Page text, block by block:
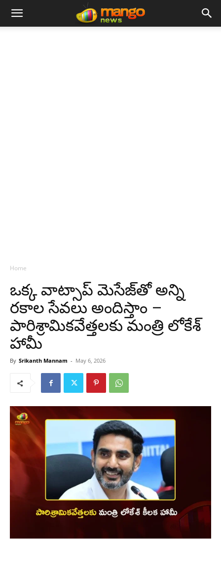
Home
ఒక్క వాట్సాప్ మెసేజ్‌తో అన్ని
రకాల సేవలు అందిస్తాం –
పారిశ్రామికవేత్తలకు మంత్రి లోకేశ్
హామీ
By Srikanth Mannam - May 6, 2026